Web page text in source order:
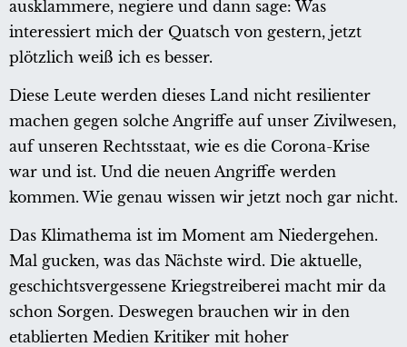
ausklammere, negiere und dann sage: Was
interessiert mich der Quatsch von gestern, jetzt
plötzlich weiß ich es besser.
Diese Leute werden dieses Land nicht resilienter
machen gegen solche Angriffe auf unser Zivilwesen,
auf unseren Rechtsstaat, wie es die Corona-Krise
war und ist. Und die neuen Angriffe werden
kommen. Wie genau wissen wir jetzt noch gar nicht.
Das Klimathema ist im Moment am Niedergehen.
Mal gucken, was das Nächste wird. Die aktuelle,
geschichtsvergessene Kriegstreiberei macht mir da
schon Sorgen. Deswegen brauchen wir in den
etablierten Medien Kritiker mit hoher